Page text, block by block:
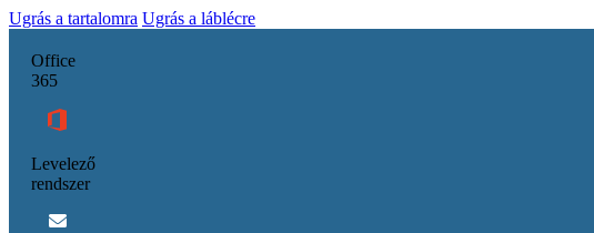
Ugrás a tartalomra Ugrás a láblécre
Office
365
Levelező
rendszer